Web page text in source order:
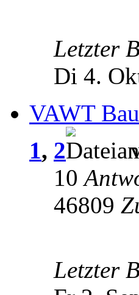
Letzter
Di 4.
VAWT
1, 2
10
46809
Letzter